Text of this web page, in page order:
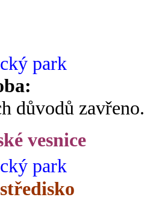
park
důvodů zavřeno.
vesnice
park